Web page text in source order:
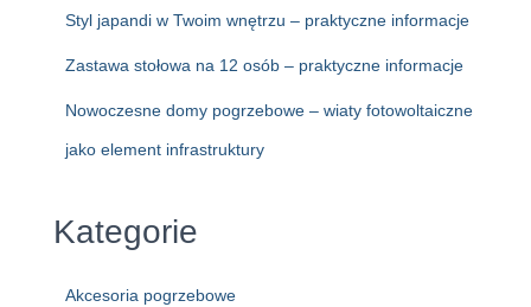
Styl japandi w Twoim wnętrzu – praktyczne informacje
Zastawa stołowa na 12 osób – praktyczne informacje
Nowoczesne domy pogrzebowe – wiaty fotowoltaiczne
jako element infrastruktury
Kategorie
Akcesoria pogrzebowe